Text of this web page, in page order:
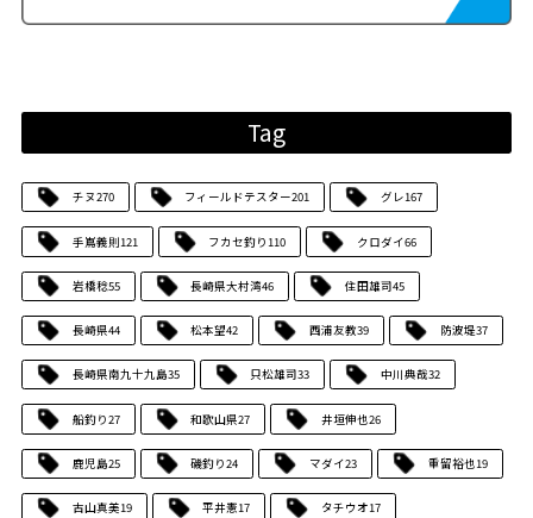
Tag
チヌ270 フィールドテスター201 グレ167
手嶌義則121 フカセ釣り 110 クロダイ66
岩橋稔55 長崎県大村湾46 住田雄司45
長崎県44 松本望42 西浦友教39 防波堤37
長崎県南九十九島35 只松雄司33 中川典哉32
船釣り27 和歌山県27 井垣伸也26
鹿児島25 磯釣り24 マダイ23 重留裕也19
古山真美19 平井憲17 タチウオ17